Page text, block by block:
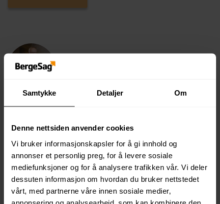
Samtykke Detaljer Om
Denne nettsiden anvender cookies
Vi bruker informasjonskapsler for å gi innhold og
annonser et personlig preg, for å levere sosiale
mediefunksjoner og for å analysere trafikken vår. Vi deler
dessuten informasjon om hvordan du bruker nettstedet
vårt, med partnerne våre innen sosiale medier,
annonsering og analysearbeid, som kan kombinere den
Stian Tønnesen
93043857